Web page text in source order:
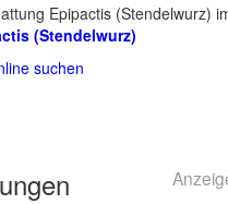
Epipactis (Stendelwurz)
(Stendelwurz)
suchen